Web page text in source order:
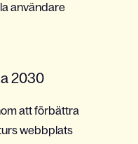
användare
2030
att förbättra
webbplats